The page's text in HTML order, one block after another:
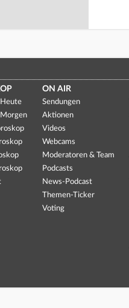
ON AIR
Sendungen
Aktionen
Videos
Webcams
Moderatoren & Team
Podcasts
News-Podcast
Themen-Ticker
Voting